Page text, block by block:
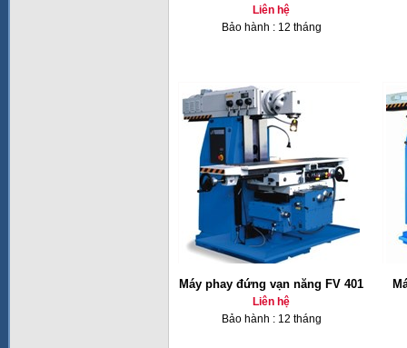
Liên hệ
Bảo hành : 12 tháng
Máy phay đứng vạn năng FV 401
Liên hệ
Bảo hành : 12 tháng